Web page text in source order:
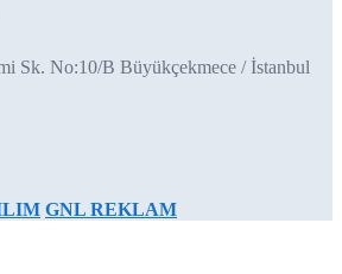
Sk. No:10/B Büyükçekmece / İstanbul
GNL REKLAM